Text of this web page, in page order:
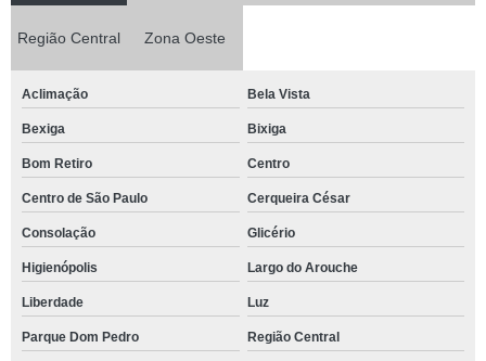
Região Central Zona Oeste
Aclimação Bela Vista
Bexiga Bixiga
Bom Retiro Centro
Centro de São Paulo Cerqueira César
Consolação Glicério
Higienópolis Largo do Arouche
Liberdade Luz
Parque Dom Pedro Região Central